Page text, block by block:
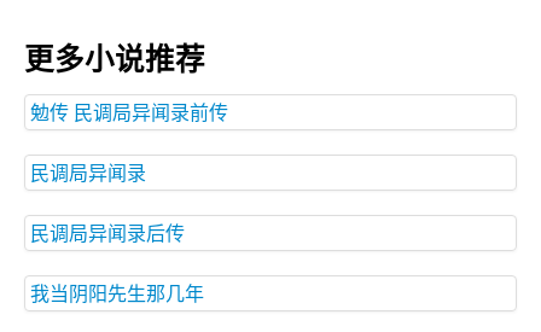
更多小说推荐
勉传 民调局异闻录前传
民调局异闻录
民调局异闻录后传
我当阴阳先生那几年